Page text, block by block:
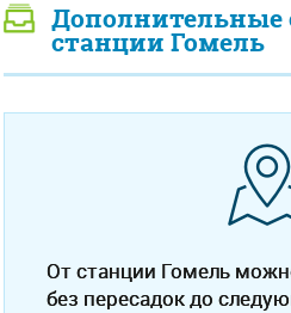
Дополнительные
станции Гомель
От станции Гомель
без пересадок до